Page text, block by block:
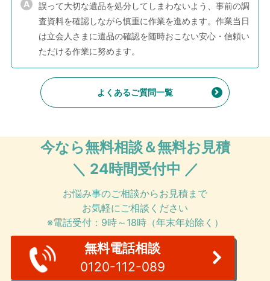
誤って大切な遺品を処分してしまわないよう、事前の調
査資料を確認しながら慎重に作業を進めます。作業当日
は立会人さまに遺品の確認を随時おこない安心・信頼い
ただける作業に努めます。
よくあるご質問一覧
今なら無料相談＆無料お見積
＼ 24時間受付中 ／
お悩み事のご相談からお見積まで
お気軽にご相談ください
※電話受付：9時～18時（年末年始除く）
無料電話相談
0120-112-089